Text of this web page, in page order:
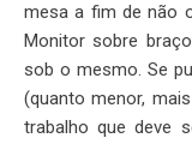
mesa a fim de não
Monitor sobre
sob o mesmo. Se
(quanto menor,
trabalho que deve